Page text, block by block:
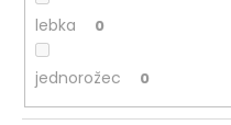
lebka 0
jednorožec 0